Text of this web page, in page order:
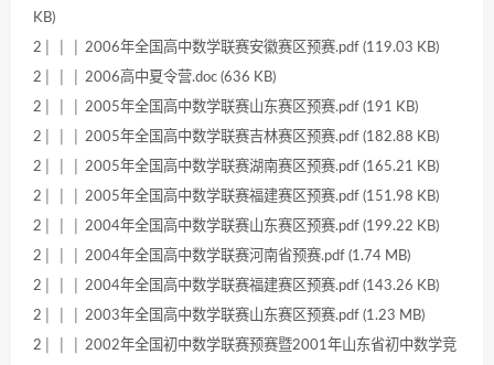
KB)
2│ │ │ 2006年全国高中数学联赛安徽赛区预赛.pdf (119.03 KB)
2│ │ │ 2006高中夏令营.doc (636 KB)
2│ │ │ 2005年全国高中数学联赛山东赛区预赛.pdf (191 KB)
2│ │ │ 2005年全国高中数学联赛吉林赛区预赛.pdf (182.88 KB)
2│ │ │ 2005年全国高中数学联赛湖南赛区预赛.pdf (165.21 KB)
2│ │ │ 2005年全国高中数学联赛福建赛区预赛.pdf (151.98 KB)
2│ │ │ 2004年全国高中数学联赛山东赛区预赛.pdf (199.22 KB)
2│ │ │ 2004年全国高中数学联赛河南省预赛.pdf (1.74 MB)
2│ │ │ 2004年全国高中数学联赛福建赛区预赛.pdf (143.26 KB)
2│ │ │ 2003年全国高中数学联赛山东赛区预赛.pdf (1.23 MB)
2│ │ │ 2002年全国初中数学联赛预赛暨2001年山东省初中数学竞